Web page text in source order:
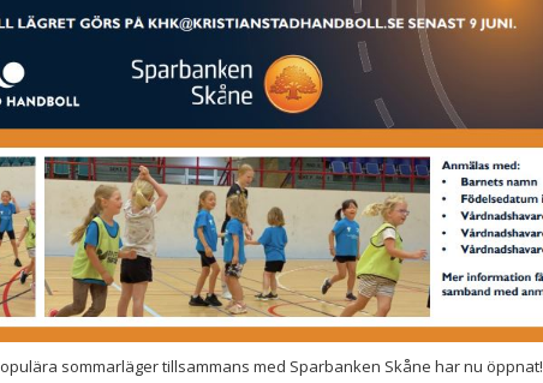
sommarläger tillsammans med Sparbanken Skåne har nu öppnat!